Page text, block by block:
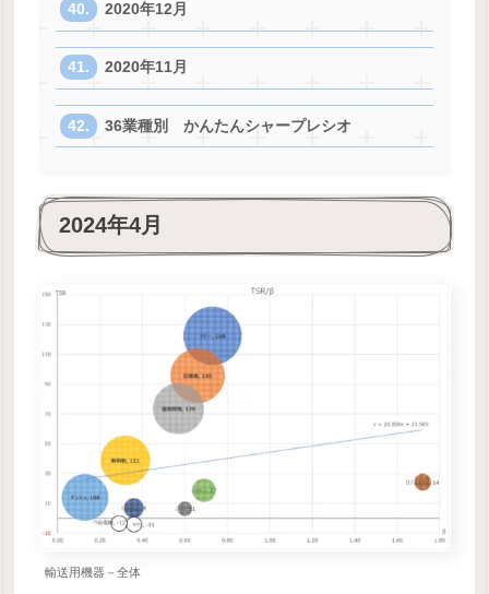
2020年12月
2020年11月
36業種別 かんたんシャープレシオ
2024年4月
輸送用機器－全体